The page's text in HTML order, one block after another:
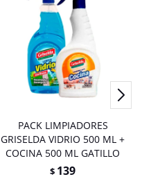
PACK LIMPIADORES
GRISELDA VIDRIO 500 ML +
COCINA 500 ML GATILLO
$ 139